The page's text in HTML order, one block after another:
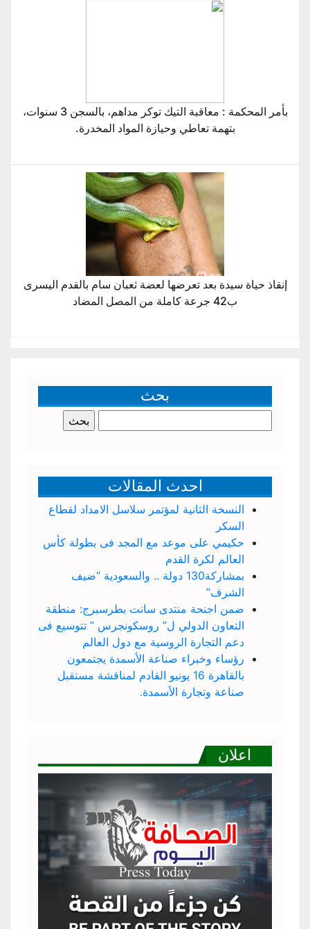
بأمر المحكمة : معاقبة التيك توكر مداهم، بالسجن 3 سنوات،
بتهمة تعاطي وحيازة المواد المخدرة.
إنقاذ حياة سيدة بعد تعرضها لعضة ثعبان سام بالقدم اليسرى
ب42 جرعة كاملة من المصل المضاد
بحث
عن:
احدث المقالات
النسخة الثانية لمؤتمر سلاسل الامداد لقطاع
السكر
حكيمي على موعد مع المجد فى بطولة كأس
العالم لكرة القدم
بمشاركة130 دولة .. والسعودية “ضيف
الشرف”
ضمن اجنحة منتدى سانت بطرسبرج: منطقة
التعاون الدولي ل” روسكونجرس ” تتوسيع فى
دعم التجارة الروسية مع دول العالم
رؤساء وخبراء صناعة الأسمدة يجتمعون
بالقاهرة 16 يونيو القادم لمناقشة مستقبل
صناعة وتجارة الأسمدة.
اعلان